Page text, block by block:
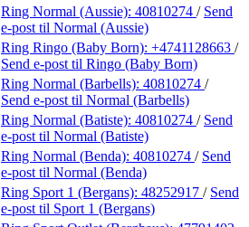
Ring Normal (Aussie): 40810274 / Send
e-post til Normal (Aussie)
Ring Ringo (Baby Born): +4741128663 /
Send e-post til Ringo (Baby Born)
Ring Normal (Barbells): 40810274 /
Send e-post til Normal (Barbells)
Ring Normal (Batiste): 40810274 / Send
e-post til Normal (Batiste)
Ring Normal (Benda): 40810274 / Send
e-post til Normal (Benda)
Ring Sport 1 (Bergans): 48252917 / Send
e-post til Sport 1 (Bergans)